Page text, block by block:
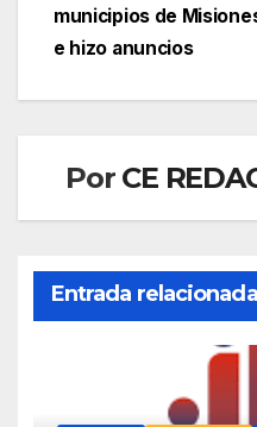
municipios de
e hizo anuncios
Por CE
Entrada relacionada